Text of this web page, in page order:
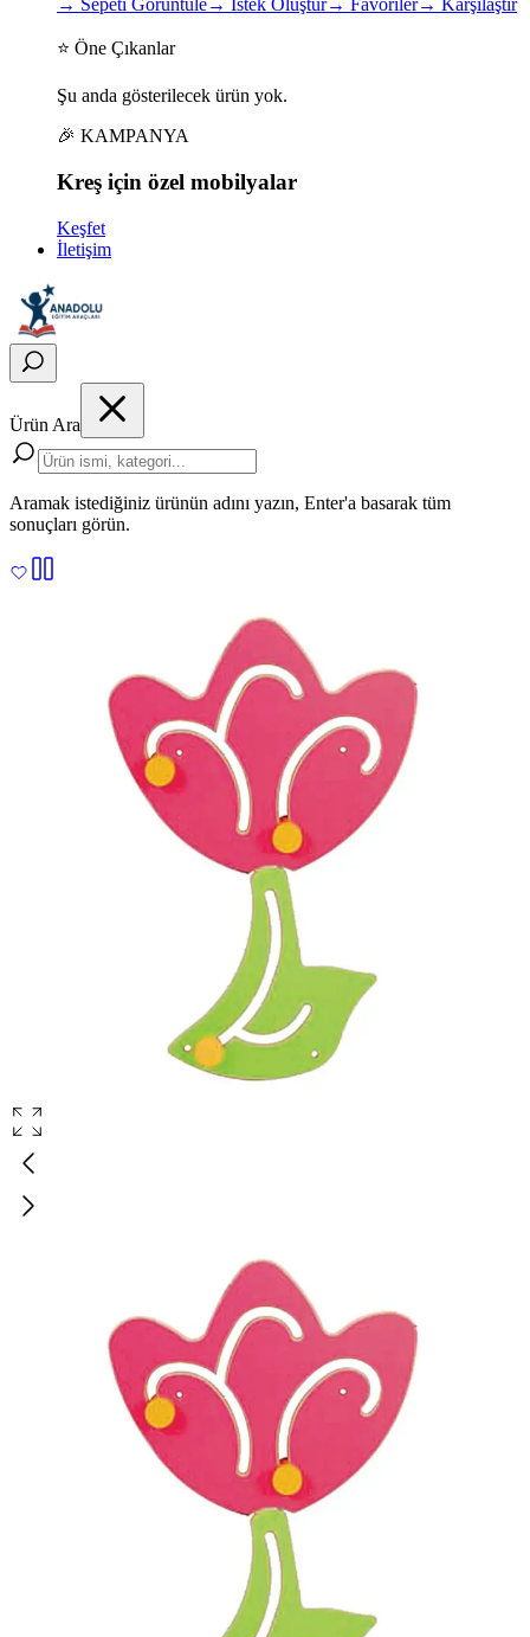
→ Sepeti Görüntüle→ İstek Oluştur→ Favoriler→ Karşılaştır
⭐ Öne Çıkanlar
Şu anda gösterilecek ürün yok.
🎉 KAMPANYA
Kreş için özel mobilyalar
Keşfet
İletişim
Ürün Ara
Aramak istediğiniz ürünün adını yazın, Enter'a basarak tüm
sonuçları görün.